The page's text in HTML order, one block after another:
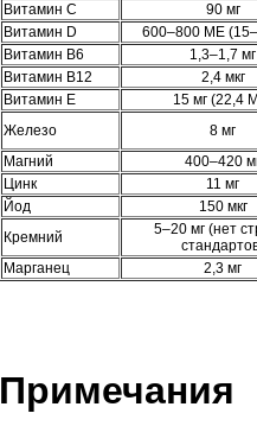
Витамин C
90 мг
Витамин D
600–800 МЕ
Витамин B6
1,3–1,7 мг
Витамин B12
2,4 мкг
Витамин E
15 мг (22,4
Железо
8 мг
Магний
400–420
Цинк
11 мг
Йод
150 мкг
Кремний
5–20 мг (нет
Марганец
2,3 мг
Примечания